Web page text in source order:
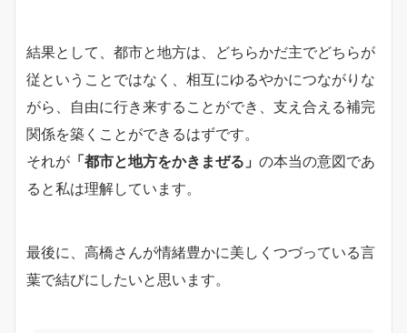
結果として、都市と地方は、どちらかだ主でどちらが
従ということではなく、相互にゆるやかにつながりな
がら、自由に行き来することができ、支え合える補完
関係を築くことができるはずです。
それが 「都市と地方をかきまぜる」 の本当の意図であ
ると私は理解しています。
最後に、高橋さんが情緒豊かに美しくつづっている言
葉で結びにしたいと思います。